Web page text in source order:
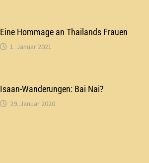
Eine Hommage an Thailands Frauen
1. Januar 2021
Isaan-Wanderungen: Bai Nai?
29. Januar 2020